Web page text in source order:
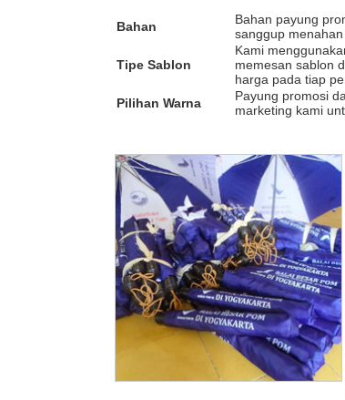
Bahan Bahan payung
sanggup menahan
Tipe Sablon
Kami
memesan sablon
harga pada tiap
Pilihan Warna
Payung promosi
marketing kami